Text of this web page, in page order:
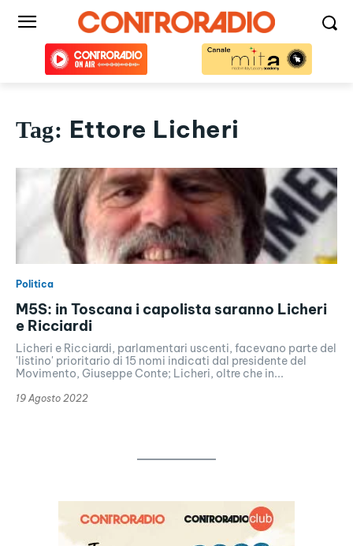
Tag: Ettore Licheri
Politica
M5S: in Toscana i capolista saranno Licheri
e Ricciardi
Licheri e Ricciardi, parlamentari uscenti, facevano parte del
'listino' prioritario di 15 nomi indicati dal presidente del
Movimento, Giuseppe Conte; Licheri, oltre che in...
19 Agosto 2022